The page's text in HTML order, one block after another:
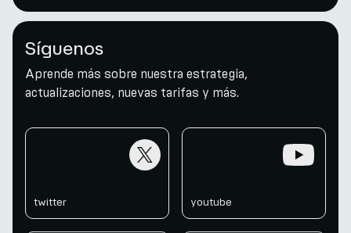
Síguenos
Aprende más sobre nuestra estrategia,
actualizaciones, nuevas tarifas y más.
twitter youtube